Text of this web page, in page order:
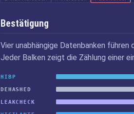
Bestätigung
Vier unabhängige Datenbanken
Jeder Balken zeigt die Zählung einer
HIBP
DEHASHED
LEAKCHECK